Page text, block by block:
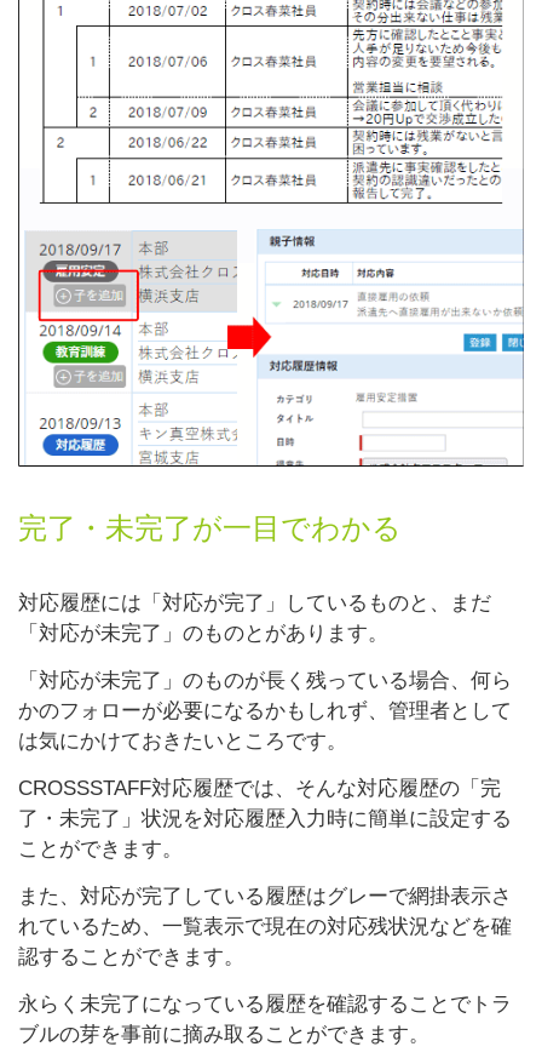
完了・未完了が一目でわかる
対応履歴には「対応が完了」しているものと、まだ
「対応が未完了」のものとがあります。
「対応が未完了」のものが長く残っている場合、何ら
かのフォローが必要になるかもしれず、管理者として
は気にかけておきたいところです。
CROSSSTAFF対応履歴では、そんな対応履歴の「完
了・未完了」状況を対応履歴入力時に簡単に設定する
ことができます。
また、対応が完了している履歴はグレーで網掛表示さ
れているため、一覧表示で現在の対応残状況などを確
認することができます。
永らく未完了になっている履歴を確認することでトラ
ブルの芽を事前に摘み取ることができます。